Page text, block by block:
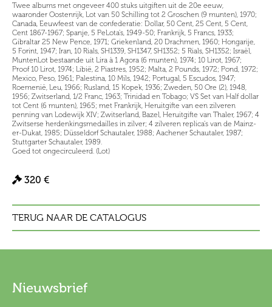
Twee albums met ongeveer 400 stuks uitgiften uit de 20e eeuw,
waaronder Oostenrijk, Lot van 50 Schilling tot 2 Groschen (9 munten), 1970;
Canada, Eeuwfeest van de confederatie: Dollar, 50 Cent, 25 Cent, 5 Cent,
Cent 1867-1967; Spanje, 5 PeLota's, 1949-50; Frankrijk, 5 Francs, 1933;
Gibraltar 25 New Pence, 1971; Griekenland, 20 Drachmen, 1960; Hongarije,
5 Forint, 1947; Iran, 10 Rials, SH1339, SH1347, SH1352; 5 Rials, SH1352; Israël,
MuntenLot bestaande uit Lira à 1 Agora (6 munten), 1974; 10 Lirot, 1967;
Proof 10 Lirot, 1974; Libië, 2 Piastres, 1952; Malta, 2 Pounds, 1972; Pond, 1972;
Mexico, Peso, 1961; Palestina, 10 Mils, 1942; Portugal, 5 Escudos, 1947;
Roemenië, Leu, 1966; Rusland, 15 Kopek, 1936; Zweden, 50 Ore (2), 1948,
1956; Zwitserland, 1/2 Franc, 1963; Trinidad en Tobago; VS Set van Half dollar
tot Cent (6 munten), 1965; met Frankrijk, Heruitgifte van een zilveren
penning van Lodewijk XIV; Zwitserland, Bazel, Heruitgifte van Thaler, 1967; 4
Zwitserse herdenkingsmedailles in zilver; 4 zilveren replica's van de Mainz-
er-Dukat, 1985; Düsseldorf Schautaler, 1988; Aachener Schautaler, 1987;
Stuttgarter Schautaler, 1989.
Goed tot ongecirculeerd. (Lot)
320 €
TERUG NAAR DE CATALOGUS
Nieuwsbrief